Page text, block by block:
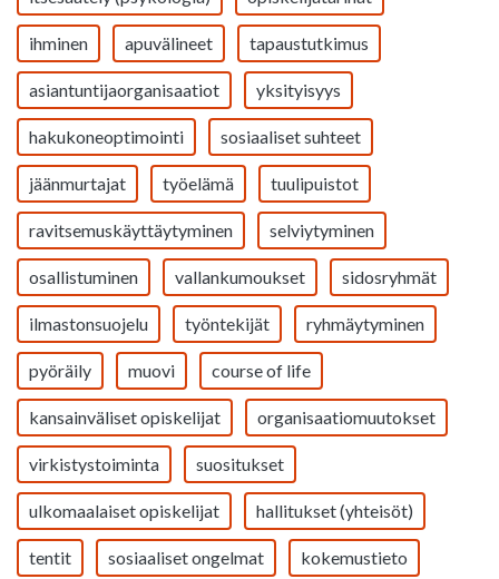
ihminen apuvälineet tapaustutkimus
asiantuntijaorganisaatiot yksityisyys
hakukoneoptimointi sosiaaliset suhteet
jäänmurtajat työelämä tuulipuistot
ravitsemuskäyttäytyminen selviytyminen
osallistuminen vallankumoukset sidosryhmät
ilmastonsuojelu työntekijät ryhmäytyminen
pyöräily muovi course of life
kansainväliset opiskelijat organisaatiomuutokset
virkistystoiminta suositukset
ulkomaalaiset opiskelijat hallitukset (yhteisöt)
tentit sosiaaliset ongelmat kokemustieto